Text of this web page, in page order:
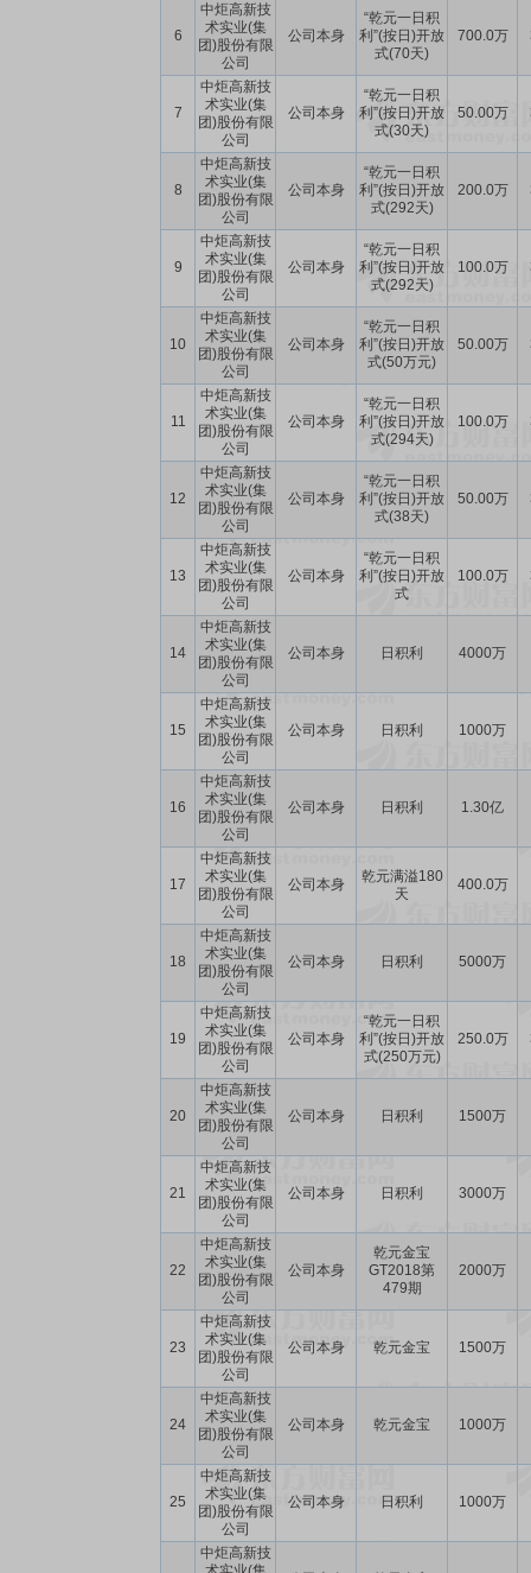
6
中炬高新技
术实业(集
团)股份有限
公司
公司本身
“乾元一日积
利”(按日)开放
式(70天)
700.0万
7
中炬高新技
术实业(集
团)股份有限
公司
公司本身
“乾元一日积
利”(按日)开放
式(30天)
50.00万
8
中炬高新技
术实业(集
团)股份有限
公司
公司本身
“乾元一日积
利”(按日)开放
式(292天)
200.0万
9
中炬高新技
术实业(集
团)股份有限
公司
公司本身
“乾元一日积
利”(按日)开放
式(292天)
100.0万
10
中炬高新技
术实业(集
团)股份有限
公司
公司本身
“乾元一日积
利”(按日)开放
式(50万元)
50.00万
11
中炬高新技
术实业(集
团)股份有限
公司
公司本身
“乾元一日积
利”(按日)开放
式(294天)
100.0万
12
中炬高新技
术实业(集
团)股份有限
公司
公司本身
“乾元一日积
利”(按日)开放
式(38天)
50.00万
13
中炬高新技
术实业(集
团)股份有限
公司
公司本身
“乾元一日积
利”(按日)开放
式
100.0万
14
中炬高新技
术实业(集
团)股份有限
公司
公司本身 日积利 4000万
15
中炬高新技
术实业(集
团)股份有限
公司
公司本身 日积利 1000万
16
中炬高新技
术实业(集
团)股份有限
公司
公司本身 日积利 1.30亿
17
中炬高新技
术实业(集
团)股份有限
公司
公司本身
乾元满溢180
天
400.0万
18
中炬高新技
术实业(集
团)股份有限
公司
公司本身 日积利 5000万
19
中炬高新技
术实业(集
团)股份有限
公司
公司本身
“乾元一日积
利”(按日)开放
式(250万元)
250.0万
20
中炬高新技
术实业(集
团)股份有限
公司
公司本身 日积利 1500万
21
中炬高新技
术实业(集
团)股份有限
公司
公司本身 日积利 3000万
22
中炬高新技
术实业(集
团)股份有限
公司
公司本身
乾元金宝
GT2018第
479期
2000万
23
中炬高新技
术实业(集
团)股份有限
公司
公司本身 乾元金宝 1500万
24
中炬高新技
术实业(集
团)股份有限
公司
公司本身 乾元金宝 1000万
25
中炬高新技
术实业(集
团)股份有限
公司
公司本身 日积利 1000万
中炬高新技